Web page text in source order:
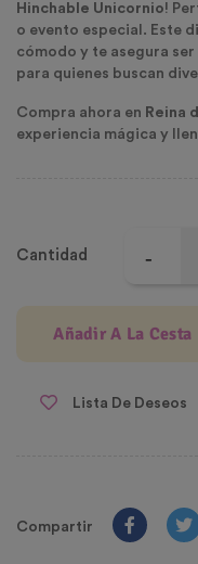
Hinchable Unicornio!
o evento especial. Este
cómodo y te asegura ser
para quienes buscan
Compra ahora en Reina
experiencia mágica y
Cantidad
Añadir A La Cesta
Lista De Deseos
Compartir